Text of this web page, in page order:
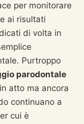
per monitorare
ai risultati
di volta in
Purtroppo
parodontale
atto ma ancora
continuano a
cui è